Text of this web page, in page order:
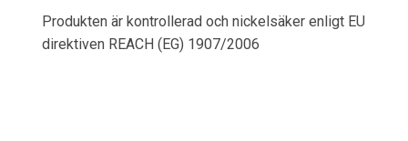
Produkten är kontrollerad och nickelsäker enligt EU
direktiven REACH (EG) 1907/2006